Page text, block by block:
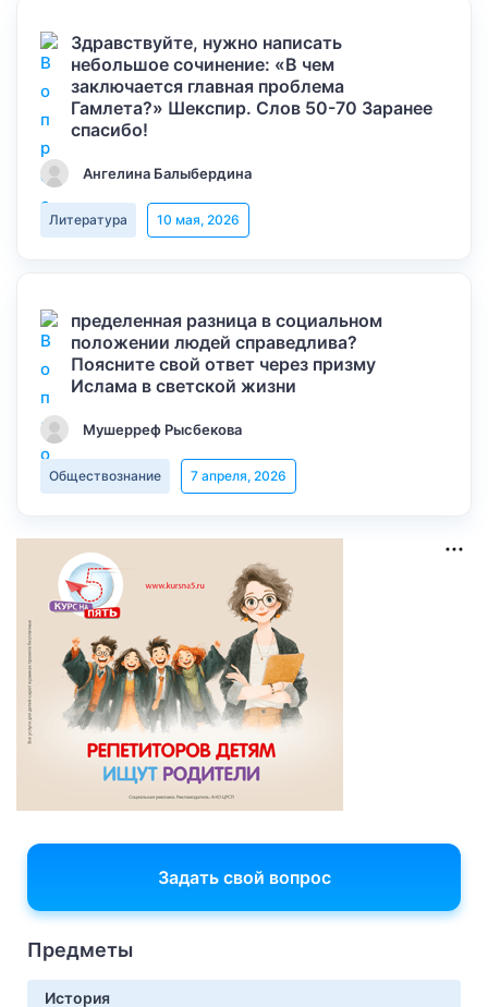
Здравствуйте, нужно написать
небольшое сочинение: «В чем
заключается главная проблема
Гамлета?» Шекспир. Слов 50-70 Заранее
спасибо!
Ангелина Балыбердина
Литература 10 мая, 2026
пределенная разница в социальном
положении людей справедлива?
Поясните свой ответ через призму
Ислама в светской жизни
Мушерреф Рысбекова
Обществознание 7 апреля, 2026
Задать свой вопрос
Предметы
История